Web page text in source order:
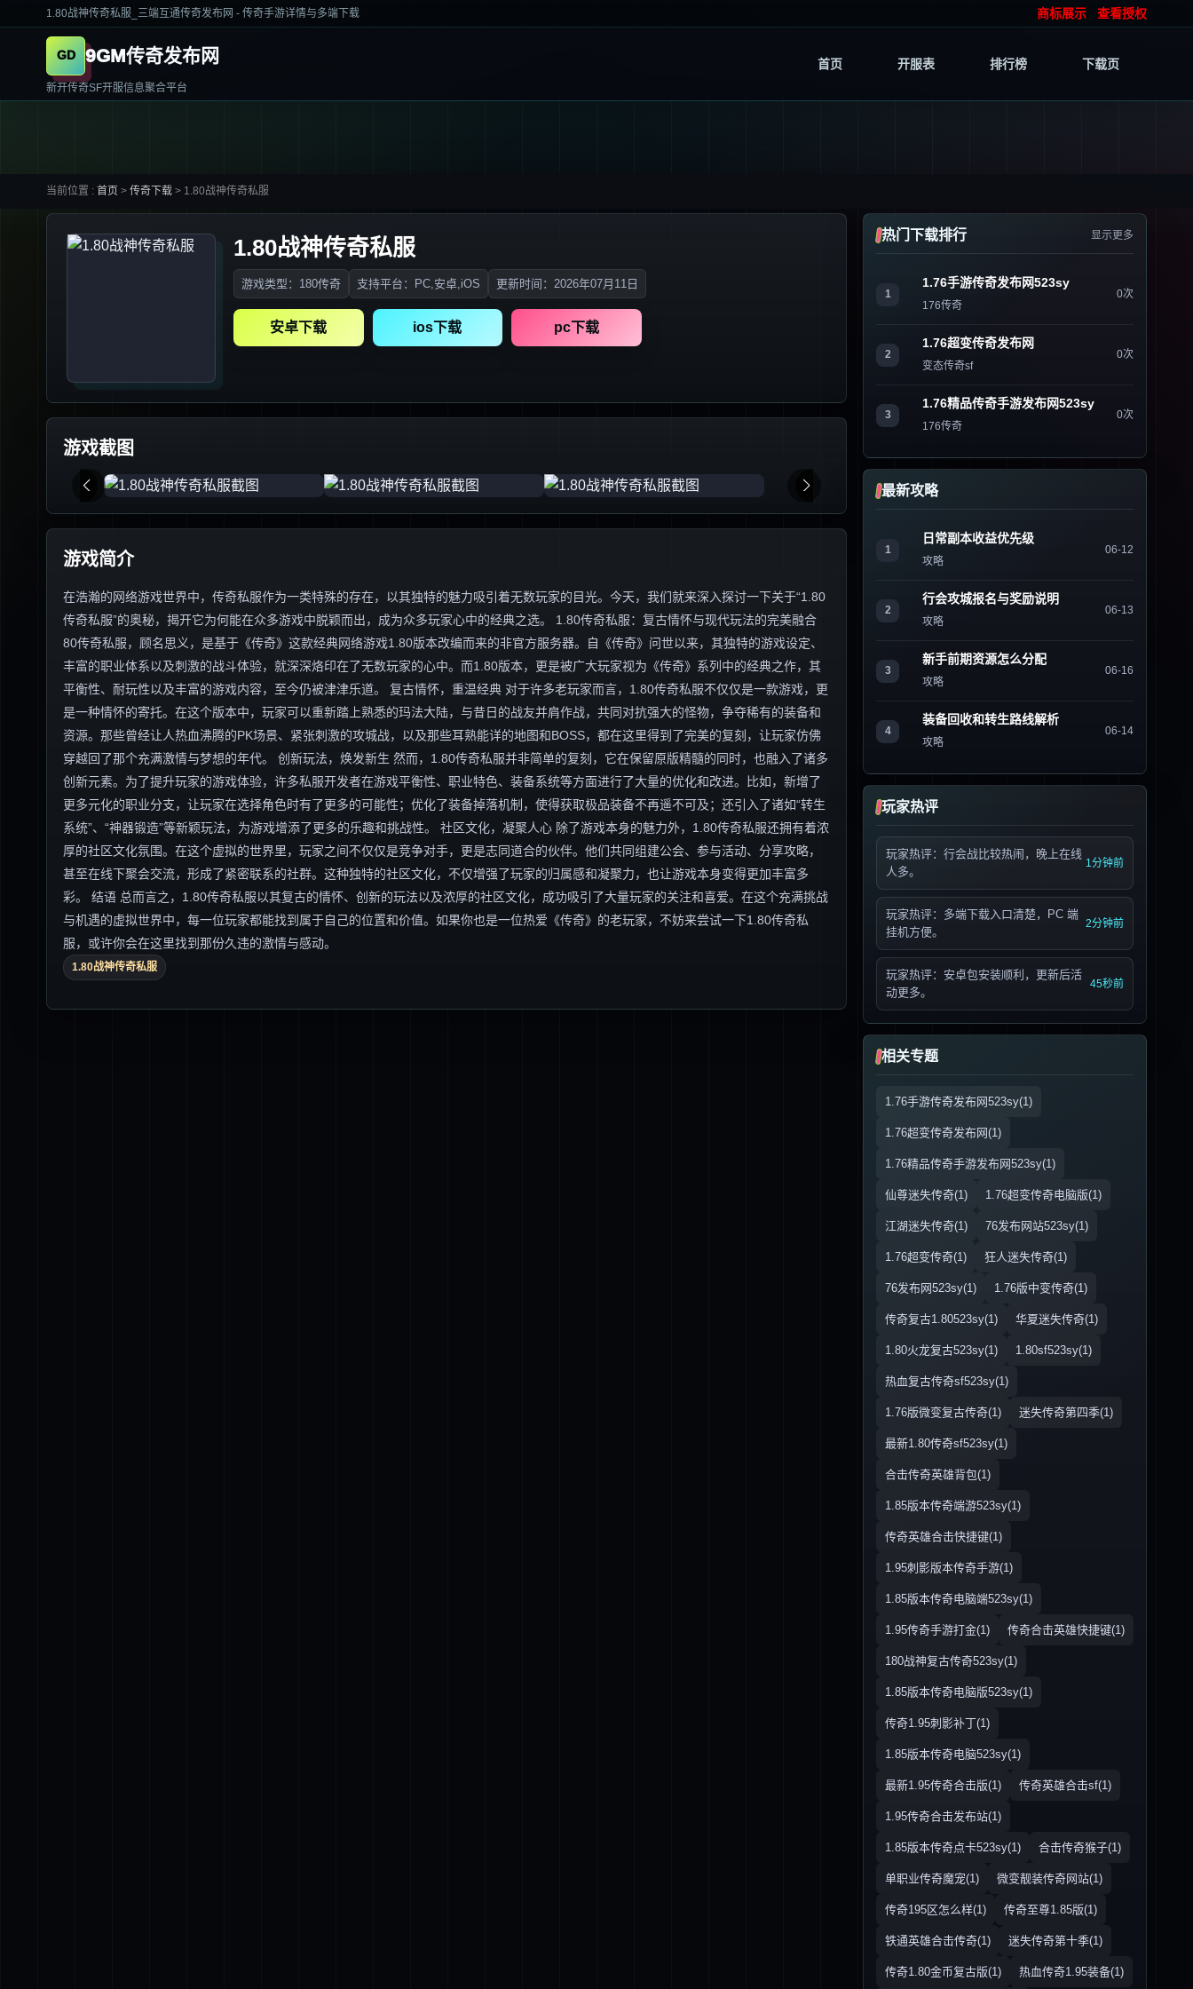
1.80战神传奇私服_三端互通传奇发布网 - 传奇手游详情与多端下载 商标展示 查看授权
9GM传奇发布网
新开传奇SF开服信息聚合平台
首页 开服表 排行榜 下载页
当前位置 : 首页 > 传奇下载 > 1.80战神传奇私服
1.80战神传奇私服
游戏类型：180传奇 支持平台：PC,安卓,iOS 更新时间：2026年07月11日
安卓下载 ios下载 pc下载
游戏截图
游戏简介
在浩瀚的网络游戏世界中，传奇私服作为一类特殊的存在，以其独特的魅力吸引着无数玩家的目光。今天，我们就来深入探讨一下关于“1.80
传奇私服”的奥秘，揭开它为何能在众多游戏中脱颖而出，成为众多玩家心中的经典之选。 1.80传奇私服：复古情怀与现代玩法的完美融合
80传奇私服，顾名思义，是基于《传奇》这款经典网络游戏1.80版本改编而来的非官方服务器。自《传奇》问世以来，其独特的游戏设定、
丰富的职业体系以及刺激的战斗体验，就深深烙印在了无数玩家的心中。而1.80版本，更是被广大玩家视为《传奇》系列中的经典之作，其
平衡性、耐玩性以及丰富的游戏内容，至今仍被津津乐道。 复古情怀，重温经典 对于许多老玩家而言，1.80传奇私服不仅仅是一款游戏，更
是一种情怀的寄托。在这个版本中，玩家可以重新踏上熟悉的玛法大陆，与昔日的战友并肩作战，共同对抗强大的怪物，争夺稀有的装备和
资源。那些曾经让人热血沸腾的PK场景、紧张刺激的攻城战，以及那些耳熟能详的地图和BOSS，都在这里得到了完美的复刻，让玩家仿佛
穿越回了那个充满激情与梦想的年代。 创新玩法，焕发新生 然而，1.80传奇私服并非简单的复刻，它在保留原版精髓的同时，也融入了诸多
创新元素。为了提升玩家的游戏体验，许多私服开发者在游戏平衡性、职业特色、装备系统等方面进行了大量的优化和改进。比如，新增了
更多元化的职业分支，让玩家在选择角色时有了更多的可能性；优化了装备掉落机制，使得获取极品装备不再遥不可及；还引入了诸如“转生
系统”、“神器锻造”等新颖玩法，为游戏增添了更多的乐趣和挑战性。 社区文化，凝聚人心 除了游戏本身的魅力外，1.80传奇私服还拥有着浓
厚的社区文化氛围。在这个虚拟的世界里，玩家之间不仅仅是竞争对手，更是志同道合的伙伴。他们共同组建公会、参与活动、分享攻略，
甚至在线下聚会交流，形成了紧密联系的社群。这种独特的社区文化，不仅增强了玩家的归属感和凝聚力，也让游戏本身变得更加丰富多
彩。 结语 总而言之，1.80传奇私服以其复古的情怀、创新的玩法以及浓厚的社区文化，成功吸引了大量玩家的关注和喜爱。在这个充满挑战
与机遇的虚拟世界中，每一位玩家都能找到属于自己的位置和价值。如果你也是一位热爱《传奇》的老玩家，不妨来尝试一下1.80传奇私
服，或许你会在这里找到那份久违的激情与感动。
1.80战神传奇私服
热门下载排行 显示更多
1
1.76手游传奇发布网523sy
176传奇
0次
2
1.76超变传奇发布网
变态传奇sf
0次
3
1.76精品传奇手游发布网523sy
176传奇
0次
最新攻略
1
日常副本收益优先级
攻略
06-12
2
行会攻城报名与奖励说明
攻略
06-13
3
新手前期资源怎么分配
攻略
06-16
4
装备回收和转生路线解析
攻略
06-14
玩家热评
玩家热评：行会战比较热闹，晚上在线
人多。
1分钟前
玩家热评：多端下载入口清楚，PC 端
挂机方便。
2分钟前
玩家热评：安卓包安装顺利，更新后活
动更多。
45秒前
相关专题
1.76手游传奇发布网523sy(1)
1.76超变传奇发布网(1)
1.76精品传奇手游发布网523sy(1)
仙尊迷失传奇(1) 1.76超变传奇电脑版(1)
江湖迷失传奇(1) 76发布网站523sy(1)
1.76超变传奇(1) 狂人迷失传奇(1)
76发布网523sy(1) 1.76版中变传奇(1)
传奇复古1.80523sy(1) 华夏迷失传奇(1)
1.80火龙复古523sy(1) 1.80sf523sy(1)
热血复古传奇sf523sy(1)
1.76版微变复古传奇(1) 迷失传奇第四季(1)
最新1.80传奇sf523sy(1)
合击传奇英雄背包(1)
1.85版本传奇端游523sy(1)
传奇英雄合击快捷键(1)
1.95刺影版本传奇手游(1)
1.85版本传奇电脑端523sy(1)
1.95传奇手游打金(1) 传奇合击英雄快捷键(1)
180战神复古传奇523sy(1)
1.85版本传奇电脑版523sy(1)
传奇1.95刺影补丁(1)
1.85版本传奇电脑523sy(1)
最新1.95传奇合击版(1) 传奇英雄合击sf(1)
1.95传奇合击发布站(1)
1.85版本传奇点卡523sy(1) 合击传奇猴子(1)
单职业传奇魔宠(1) 微变靓装传奇网站(1)
传奇195区怎么样(1) 传奇至尊1.85版(1)
铁通英雄合击传奇(1) 迷失传奇第十季(1)
传奇1.80金币复古版(1) 热血传奇1.95装备(1)